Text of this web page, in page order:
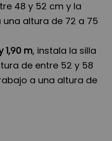
48 y 52 cm y la
altura de 72 a 75
1,90 m, instala la silla
de entre 52 y 58
a una altura de